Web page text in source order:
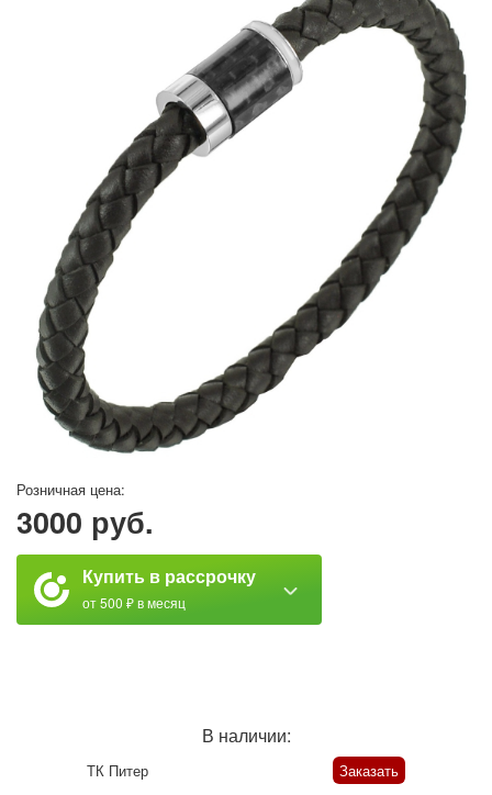
Розничная цена:
3000 руб.
Купить в рассрочку
от 500 ₽ в месяц
В наличии:
ТК Питер Заказать